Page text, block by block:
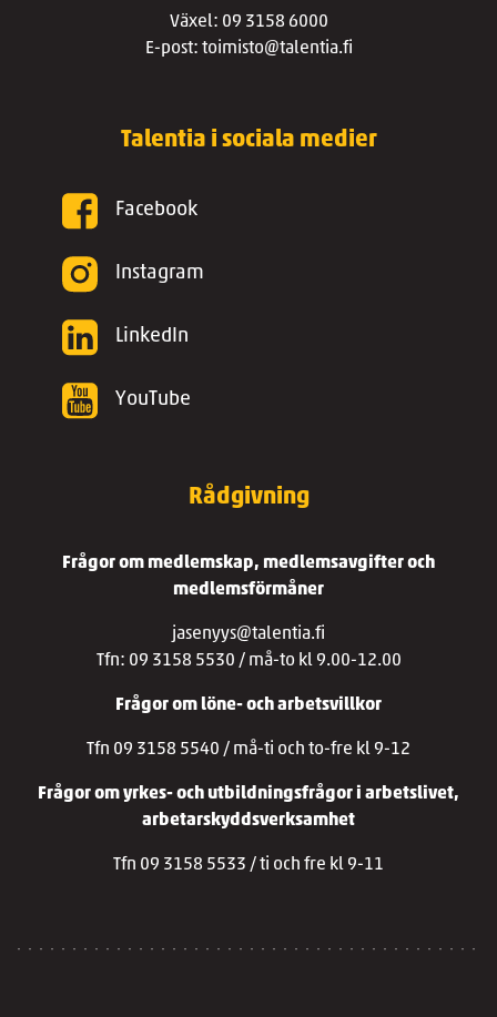
Växel: 09 3158 6000
E-post: toimisto@talentia.fi
Talentia i sociala medier
Facebook
Instagram
LinkedIn
YouTube
Rådgivning
Frågor om medlemskap, medlemsavgifter och
medlemsförmåner
jasenyys@talentia.fi
Tfn: 09 3158 5530 / må-to kl 9.00-12.00
Frågor om löne- och arbetsvillkor
Tfn 09 3158 5540 / må-ti och to-fre kl 9-12
Frågor om yrkes- och utbildningsfrågor i arbetslivet,
arbetarskyddsverksamhet
Tfn 09 3158 5533 / ti och fre kl 9-11